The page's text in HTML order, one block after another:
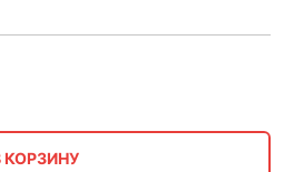
КОРЗИНУ